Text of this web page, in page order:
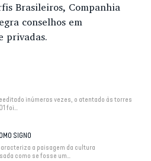
inúmeras vezes, o atentado às torres
foi...
SIGNO
a paisagem da cultura
como se fosse um...
Brasileiros, Companhia
conselhos em
privadas.